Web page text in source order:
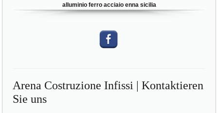
alluminio ferro acciaio enna sicilia
Arena Costruzione Infissi | Kontaktieren
Sie uns